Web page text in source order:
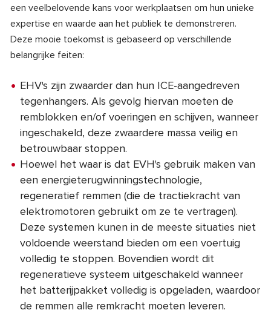
een veelbelovende kans voor werkplaatsen om hun unieke
expertise en waarde aan het publiek te demonstreren.
Deze mooie toekomst is gebaseerd op verschillende
belangrijke feiten:
EHV's zijn zwaarder dan hun ICE-aangedreven
tegenhangers. Als gevolg hiervan moeten de
remblokken en/of voeringen en schijven, wanneer
ingeschakeld, deze zwaardere massa veilig en
betrouwbaar stoppen.
Hoewel het waar is dat EVH's gebruik maken van
een energieterugwinningstechnologie,
regeneratief remmen (die de tractiekracht van
elektromotoren gebruikt om ze te vertragen).
Deze systemen kunen in de meeste situaties niet
voldoende weerstand bieden om een voertuig
volledig te stoppen. Bovendien wordt dit
regeneratieve systeem uitgeschakeld wanneer
het batterijpakket volledig is opgeladen, waardoor
de remmen alle remkracht moeten leveren.